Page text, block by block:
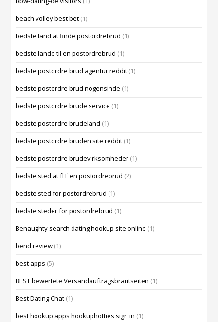
beach volley best bet (1)
bedste land at finde postordrebrud (1)
bedste lande til en postordrebrud (1)
bedste postordre brud agentur reddit (1)
bedste postordre brud nogensinde (1)
bedste postordre brude service (1)
bedste postordre brudeland (1)
bedste postordre bruden site reddit (1)
bedste postordre brudevirksomheder (1)
bedste sted at fГҐ en postordrebrud (2)
bedste sted for postordrebrud (1)
bedste steder for postordrebrud (1)
Benaughty search dating hookup site online (1)
bend review (1)
best apps (5)
BEST bewertete Versandauftragsbrautseiten (1)
Best Dating Chat (1)
best hookup apps hookuphotties sign in (1)